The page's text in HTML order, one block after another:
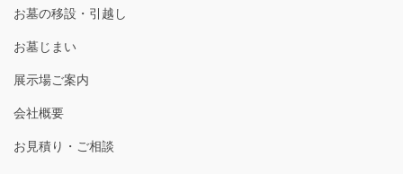
お墓の移設・引越し
お墓じまい
展示場ご案内
会社概要
お見積り・ご相談